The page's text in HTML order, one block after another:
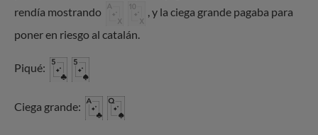
rendía mostrando
, y la ciega grande pagaba para
poner en riesgo al catalán.
Piqué:
Ciega grande: